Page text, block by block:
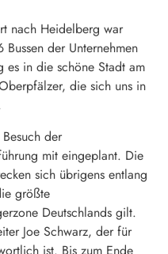
nach Heidelberg war
der Unternehmen
in die schöne Stadt am
die sich uns in
der
mit eingeplant. Die
sich übrigens entlang
größte
Deutschlands gilt.
Joe Schwarz, der für
ist. Bis zum Ende